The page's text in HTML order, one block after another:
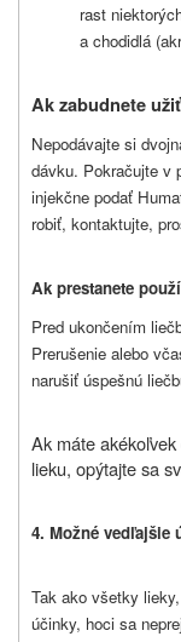
rast
a chodidlá
Ak zabudnete
Nepodávajte si
dávku. Pokračujte v
injekčne podať
robiť, kontaktujte,
Ak prestanete
Pred ukončením
Prerušenie alebo
narušiť úspešnú
Ak máte
lieku, opýtajte sa
4. Možné vedľajšie
Tak ako všetky
účinky, hoci sa